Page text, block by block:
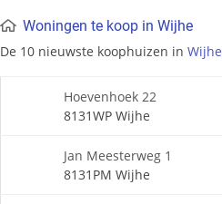
Woningen te koop in Wijhe
De 10 nieuwste koophuizen in Wijhe
Hoevenhoek 22
8131WP Wijhe
Jan Meesterweg 1
8131PM Wijhe